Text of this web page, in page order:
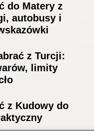
do Matery z
autobusy i
z Turcji:
limity
z Kudowy do